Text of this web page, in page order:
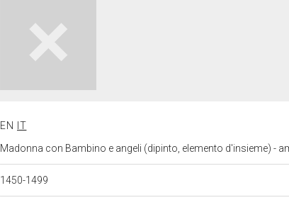
EN
IT
Madonna con Bambino e angeli (dipinto, elemento d'insieme) -
1450-1499